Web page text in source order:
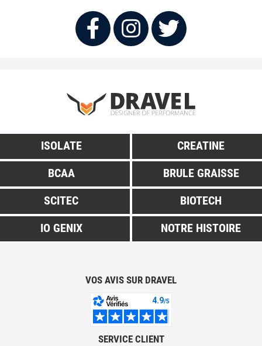
ISOLATE
CREATINE
BCAA
BRULE GRAISSE
SCITEC
BIOTECH
IO GENIX
NOTRE HISTOIRE
VOS AVIS SUR DRAVEL
SERVICE CLIENT